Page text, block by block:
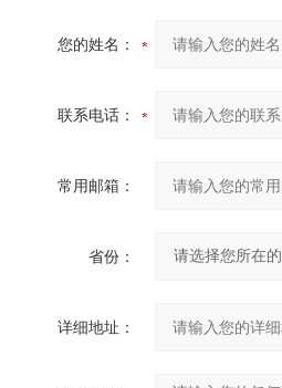
您的姓名：
联系电话：
常用邮箱：
省份：
详细地址：